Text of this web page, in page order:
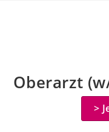
Oberarzt
>